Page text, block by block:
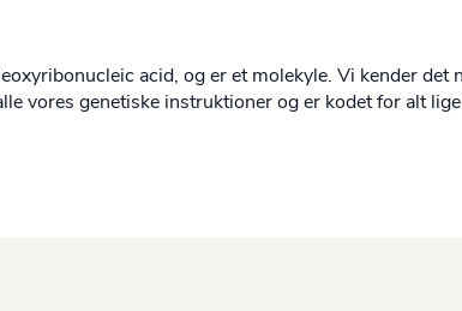
acid, og er et molekyle. Vi kender
vores genetiske instruktioner og er kodet for alt